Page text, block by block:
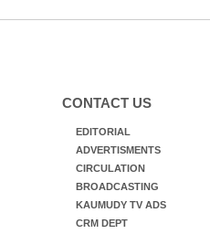
CONTACT US
EDITORIAL
ADVERTISMENTS
CIRCULATION
BROADCASTING
KAUMUDY TV ADS
CRM DEPT